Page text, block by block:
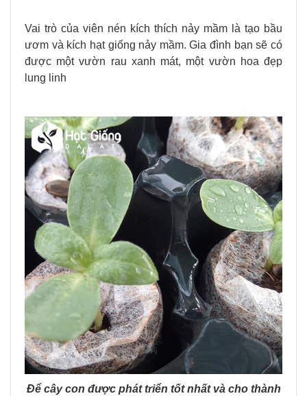
Vai trò của viên nén kích thích nảy mầm là tạo bầu
ươm và kích hạt giống nảy mầm. Gia đình bạn sẽ có
được một vườn rau xanh mát, một vườn hoa đẹp
lung linh
Để cây con được phát triển tốt nhất và cho thành